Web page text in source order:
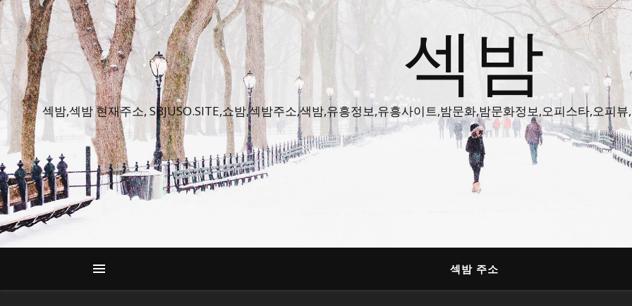
섹밤
섹밤,섹밤 현재주소, SBJUSO.SITE,쇼밤,섹밤주소,색밤,유흥정보,유흥사이트,밤문화,밤문화정보,오피스타,오피
섹밤 주소